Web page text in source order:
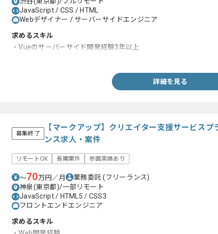
JavaScript / CSS / HTML
Webデザイナー / サーバーサイドエンジニア
求めるスキル
・Vueのサーバーサイド開発経験3年以上
詳細を見る
募集終了
【マークアップ】クリエイター支援サービス
ンス求人・案件
リモートOK 長期案件 参画実績あり
〜70万円／月 業務委託(フリーランス)
神泉(東京都)/一部リモート
JavaScript / HTML5 / CSS3
フロントエンドエンジニア
求めるスキル